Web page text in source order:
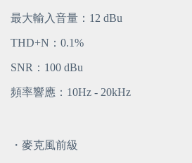
最大輸入音量：12 dBu
THD+N：0.1%
SNR：100 dBu
頻率響應：10Hz - 20kHz
・麥克風前級